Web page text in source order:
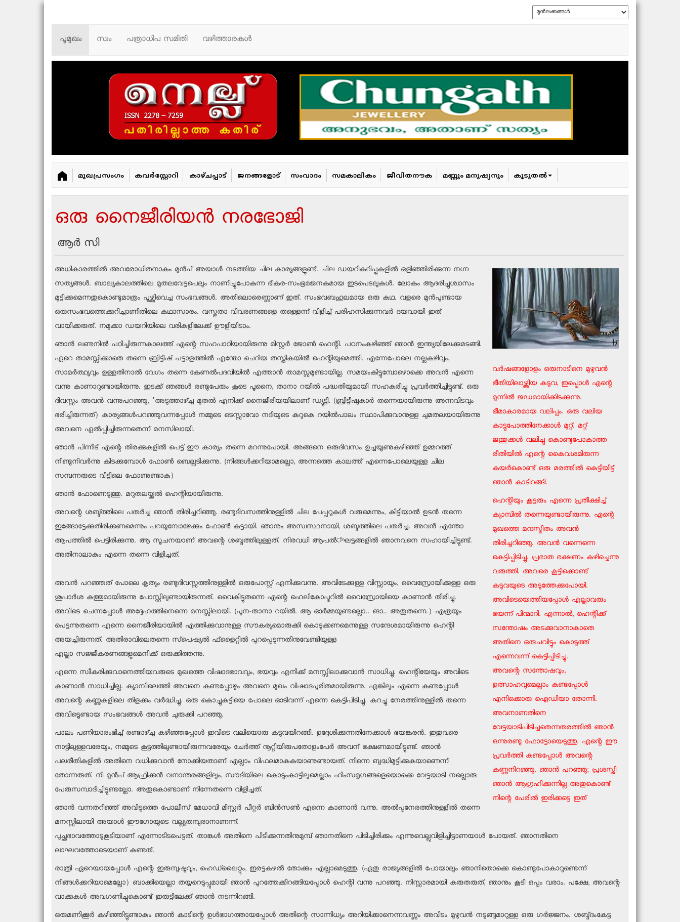
പൂമുഖം സ്വം പത്രാധിപ സമിതി വഴിത്താരകള്‍
മുഖപ്രസംഗം കവർ‌സ്റ്റോറി കാഴ്ചപ്പാട് ജനങ്ങളോട് സംവാദം സമകാലികം ജീവിതനൗക മണ്ണും മനുഷ്യനും കൂടുതൽ
ഒരു നൈജീരിയന്‍ നരഭോജി
ആര്‍ സി
വര്‍ഷങ്ങളോളം ഒരുനാടിനെ മുഴുവന്‍
ഭീതിയിലാഴ്ത്തിയ കടുവ, ഇപ്പൊള്‍ എന്റെ
മുന്നില്‍ ജഡമായിക്കിടക്കുന്നു,
ഭീമാകാരമായ വലിപ്പം. ഒരു വലിയ
കാട്ടുപോത്തിനേക്കാള്‍ മുറ്റ്. മറ്റ്
ജന്തുക്കള്‍ വലിച്ചു കൊണ്ടുപോകാത്ത
രീതിയില്‍ എന്റെ കൈവശമിരുന്ന
കയര്‍കൊണ്ട് ഒരു മരത്തില്‍ കെട്ടിയിട്ട്
ഞാന്‍ കാടിറങ്ങി.
ഹെന്റിയും കൂട്ടരും എന്നെ പ്രതീക്ഷിച്ച്
ക്യാമ്പില്‍ തന്നെയുണ്ടായിരുന്നു. എന്റെ
മുഖത്തെ മന്ദസ്മിതം അവന്‍
തിരിച്ചറിഞ്ഞു. അവന്‍ വന്നെന്നെ
കെട്ടിപ്പിടിച്ചു. പ്രഭാത ഭക്ഷണം കഴിച്ചെന്നു
വരുത്തി. അവരെ കൂട്ടിക്കൊണ്ട്
കടുവയുടെ അടുത്തേക്കുപോയി.
അവിടെയെത്തിയപ്പോള്‍ എല്ലാവരും
ഭയന്ന് പിന്മാറി. എന്നാല്‍, ഹെന്റിക്ക്
സന്തോഷം അടക്കുവാനാകാതെ
അതിനെ ഒരുചവിട്ടും കൊടുത്ത്
എന്നെവന്ന് കെട്ടിപ്പിടിച്ചു.
അവന്റെ സന്തോഷവും,
ഉത്സാഹവുമെല്ലാം കണ്ടപ്പോള്‍
എനിക്കൊരു ഐഡിയാ തോന്നി.
അവനാണതിനെ
വേട്ടയാടിപിടിച്ചതെന്നതരത്തില്‍ ഞാന്‍
ഒന്നുരണ്ടു ഫോട്ടോയെടുത്തു. എന്റെ ഈ
പ്രവര്‍ത്തി കണ്ടപ്പോള്‍ അവന്റെ
കണ്ണുനിറഞ്ഞു. ഞാന്‍ പറഞ്ഞു; പ്രശസ്തി
ഞാന്‍ ആഗ്രഹിക്കുന്നില്ല അതുകൊണ്ട്
നിന്റെ പേരില്‍ ഇരിക്കട്ടെ ഇത്
അധികാരത്തില്‍ അവരോധിതനാകും മുന്‍പ് അയാള്‍ നടത്തിയ ചില കാര്യങ്ങളുണ്ട്. ചില ഡയറികുറിപ്പുകളില്‍ ഒളിഞ്ഞിരിക്കുന്ന നഗ്ന
സത്യങ്ങള്‍. ബാല്യകാലത്തിലെ മുതലവേട്ടപെലും നാണിച്ചുപോകുന്ന ഭീകര-സംഭ്രമജനകമായ ഇടപെടലുകള്‍. ലോകം ആദരിച്ചുശ്വാസം
മുട്ടിക്കുമെന്നതുകൊണ്ടുമാത്രം പൂഴ്ത്തിവെച്ച സംഭവങ്ങള്‍. അതിലൊരെണ്ണാണ് ഇത്. സംഭവബഹുലമായ ഒരു കഥ. വളരെ മുന്‍പുണ്ടായ
ഒരുസംഭവത്തെക്കുറിച്ചാണിതിലെ കഥാസാരം. വസ്തുതാ വിവരണങ്ങളെ തള്ളെന്ന് വിളിച്ച് പരിഹസിക്കുന്നവര്‍ ദയവായി ഇത്
വായിക്കരുത്. നമുക്കാ ഡയറിയിലെ വരികളിലേക്ക് ഊളിയിടാം.
ഞാന്‍ ലണ്ടനില്‍ പഠിച്ചിരുന്നകാലത്ത് എന്റെ സഹപാഠിയായിരുന്നു മിസ്റ്റര്‍ ജോണ്‍ ഹെന്റി. പഠനംകഴിഞ്ഞ് ഞാന്‍ ഇന്ത്യയിലേക്കുമടങ്ങി.
ഏറെ താമസ്സിക്കാതെ തന്നെ ബ്രിട്ടീഷ് പട്ടാളത്തില്‍ എന്തോ ചെറിയ തസ്തികയില്‍ ഹെന്റിയുമെത്തി. എന്നേപോലെ നല്ലകഴിവും,
സാമര്‍ത്ഥ്യവും ഉള്ളതിനാല്‍ വേഗം തന്നെ കേണല്‍പദവിയില്‍ എത്താന്‍ താമസ്സമുണ്ടായില്ല. സമയംകിട്ടുമ്പോഴൊക്കെ അവന്‍ എന്നെ
വന്നു കാണാറുണ്ടായിരുന്നു. ഇടക്ക് ഞങ്ങള്‍ രണ്ടുപേരും കൂടെ പൂനൈ, താനാ റയില്‍ പദ്ധതിയുമായി സഹകരിച്ചു പ്രവര്‍ത്തിച്ചിട്ടുണ്ട്. ഒരു
ദിവസ്സം അവന്‍ വന്നുപറഞ്ഞു, 'അടുത്താഴ്ച്ച മുതല്‍ എനിക്ക് നൈജീരിയയിലാണ് ഡ്യുട്ടി. (ബ്രിട്ടീഷുകാര്‍ തന്നെയായിരുന്നു അന്നവിടവും
ഭരിച്ചിരുന്നത്) കാര്യങ്ങള്‍പറഞ്ഞുവന്നപ്പോള്‍ നമ്മുടെ ടെസ്സാവോ നദിയുടെ കുറുകെ റയില്‍പാലം സ്ഥാപിക്കുവാനുള്ള ചുമതലയായിരുന്നു
അവനെ ഏല്‍പ്പിച്ചിരുന്നതെന്ന് മനസിലായി.
ഞാന്‍ പിന്നീട് എന്റെ തിരക്കുകളില്‍ പെട്ട് ഈ കാര്യം തന്നെ മറന്നുപോയി. അങ്ങനെ ഒരുദിവസം ഉച്ചയൂണുകഴിഞ്ഞ് ഉമ്മറത്ത്
നീണ്ടുനിവര്‍ന്നു കിടക്കുമ്പോള്‍ ഫോണ്‍ ബെല്ലടിക്കുന്നു. (നിങ്ങള്‍ക്കറിയാമല്ലൊ, അന്നത്തെ കാലത്ത് എന്നെപോലെയുള്ള ചില
സമ്പന്നരുടെ വീട്ടിലെ ഫോണുണ്ടാകു)
ഞാന്‍ ഫോണെടുത്തു. മറുതലയ്ക്കല്‍ ഹെന്റിയായിരുന്നു.
അവന്റെ ശബ്ദ്ത്തിലെ പതര്‍ച്ച ഞാന്‍ തിരിച്ചറിഞ്ഞു. രണ്ടുദിവസത്തിനുള്ളില്‍ ചില പേപ്പറുകള്‍ വരുമെന്നും, കിട്ടിയാല്‍ ഉടന്‍ തന്നെ
ഇങ്ങോട്ടേക്കുതിരിക്കണമെന്നും പറയുമ്പോഴേക്കും ഫോണ്‍ കട്ടായി. ഞാനും അസ്വസ്ഥനായി, ശബ്ദത്തിലെ പതര്‍ച്ച. അവന്‍ എന്തോ
ആപത്തില്‍ പെട്ടിരിക്കുന്നു. ആ സൂചനയാണ് അവന്റെ ശബ്ദത്തിലുള്ളത്. നിരവധി ആപല്‍്ഘട്ടങ്ങളില്‍ ഞാനവനെ സഹായിച്ചിട്ടുണ്ട്.
അതിനാലാകും എന്നെ തന്നെ വിളിച്ചത്.
അവന്‍ പറഞ്ഞത് പോലെ കൃത്യം രണ്ടുദിവസ്സത്തിനുള്ളില്‍ ഒരുപോസ്റ്റ് എനിക്കുവന്നു. അവിടേക്കുള്ള വിസ്സായും, വൈസ്രോയിക്കുള്ള ഒരു
ശുപാര്‍ശ കത്തുമായിരുന്നു പോസ്റ്റിലുണ്ടായിരുന്നത്. വൈകിട്ടുതന്നെ എന്റെ ഹെലികോപ്ടറില്‍ വൈസ്രോയിയെ കാണാന്‍ തിരിച്ചു.
അവിടെ ചെന്നപ്പോള്‍ അദ്ദേഹത്തിനെന്നെ മനസ്സിലായി. (പൂന-താനാ റയില്‍. ആ ഓര്‍മ്മയുണ്ടല്ലൊ.. ങാ.. അതുതന്നെ.) എത്രയും
പെട്ടന്നുതന്നെ എന്നെ നൈജീരിയായില്‍ എത്തിക്കുവാനുള്ള സൗകര്യമൊരുക്കി കൊടുക്കണമെന്നുള്ള സന്ദേശമായിരുന്നു ഹെന്റി
അയച്ചിരുന്നത്. അതിരാവിലെതന്നെ സ്‌പെഷ്യല്‍ ഫ്‌ളൈറ്റില്‍ പുറപ്പെടുന്നതിനുവേണ്ടിയുള്ള
എല്ലാ സജ്ജീകരണങ്ങളുമെനിക്ക് ഒരുക്കിത്തന്നു.
എന്നെ സ്വീകരിക്കുവാനെത്തിയവരുടെ മുഖത്തെ വിഷാദഭാവവും, ഭയവും എനിക്ക് മനസ്സിലാക്കുവാന്‍ സാധിച്ചു. ഹെന്റിയേയും അവിടെ
കാണാന്‍ സാധിച്ചില്ല. ക്യാമ്പിലെത്തി അവനെ കണ്ടപ്പോഴും അവനെ മുഖം വിഷാദപൂരിതമായിരുന്നു. എങ്കിലും എന്നെ കണ്ടപ്പോള്‍
അവന്റെ കണ്ണുകളിലെ തിളക്കം വര്‍ദ്ധിച്ചു. ഒരു കൊച്ചുകുട്ടിയെ പോലെ ഓടിവന്ന് എന്നെ കെട്ടിപിടിച്ചു. കുറച്ചു നേരത്തിനുള്ളില്‍ തന്നെ
അവിടെൂണ്ടായ സംഭവങ്ങള്‍ അവന്‍ ചുരുക്കി പറഞ്ഞു.
പാലം പണിയാരംഭിച്ച് രണ്ടാഴ്ച്ച കഴിഞ്ഞപ്പോള്‍ ഇവിടെ വലിയൊരു കടുവയിറങ്ങി. ഉദ്ദേശിക്കുന്നതിനേക്കാള്‍ ഭയങ്കരന്‍. ഇതുവരെ
നാട്ടിലുള്ളവരേയും, നമ്മുടെ കൂട്ടത്തിലുണ്ടായിരുന്നവരേയും ചേര്‍ത്ത് നൂറ്റിയിരുപതോളംപേര്‍ അവന് ഭക്ഷണമായിട്ടുണ്ട്. ഞാന്‍
പലരീതികളില്‍ അതിനെ വധിക്കുവാന്‍ നോക്കിയതാണ് എല്ലാം വിഫലമാകുകയാണുണ്ടായത്. നിന്നെ ബുദ്ധിമുട്ടിക്കുകയാണെന്ന്
തോന്നരുത്. നീ മുന്‍പ് ആഫ്രിക്കന്‍ വനാന്തരങ്ങളിലും, സൗദിയിലെ കൊടുംകാട്ടിലുമെല്ലാം ഹിംസമൃഗങ്ങളെയൊക്കെ വേട്ടയാടി നല്ലൊരു
പേരുസമ്പാദിച്ചിട്ടുണ്ടല്ലോ. അതുകൊണ്ടാണ് നിന്നേതന്നെ വിളിച്ചത്.
ഞാന്‍ വന്നതറിഞ്ഞ് അവിടുത്തെ പോലീസ് മേധാവി മിസ്റ്റര്‍ പീറ്റര്‍ ബിന്‍സണ്‍ എന്നെ കാണാന്‍ വന്നു. അല്‍പ്പനേരത്തിനുള്ളില്‍ തന്നെ
മനസ്സിലായി അയാള്‍ ഈഗോയുടെ വല്ല്യതമ്പുരാനാണന്ന്.
പുച്ഛഭാവത്തോടുകൂടിയാണ് എന്നോടിടപെട്ടത്. താങ്കള്‍ അതിനെ പിടിക്കുന്നതിനുമുമ്പ് ഞാനതിനെ പിടിച്ചിരിക്കും എന്നുവെല്ലുവിളിച്ചിട്ടാണയാള്‍ പോയത്. ഞാനതിനെ
ലാഘവത്തോടെയാണ് കണ്ടത്.
രാത്രി ഏറെയായപ്പോള്‍ എന്റെ ഇരുമ്പുഷൂവും, ഹെഡ്‌ലൈറ്റും, ഇരട്ടകുഴല്‍ തോക്കും എല്ലാമെടുത്തു. (ഏതു രാജ്യങ്ങളില്‍ പോയാലും ഞാനിതൊക്കെ കൊണ്ടുപോകാറുണ്ടെന്ന്
നിങ്ങള്‍ക്കറിയാമെല്ലോ) ബാക്കിയെല്ലാ തയ്യറെടുപ്പുമായി ഞാന്‍ പുറത്തേക്കിറങ്ങിയപ്പോള്‍ ഹെന്റി വന്നു പറഞ്ഞു. നിസ്സാരമായി കരുതരുത്, ഞാനും കൂടി ഒപ്പം വരാം. പക്ഷേ, അവന്റെ
വാക്കുകള്‍ അവഗണിച്ചുകൊണ്ട് ഇരുട്ടിലേക്ക് ഞാന്‍ നടന്നിറങ്ങി.
ഒരുമണിക്കൂര്‍ കഴിഞ്ഞിട്ടുണ്ടാകും ഞാന്‍ കാടിന്റെ ഉള്‍ഭാഗത്തായപ്പോള്‍ അതിന്റെ സാന്നിധ്യം അറിയിക്കാനെന്നവണ്ണം അവിടം മുഴുവന്‍ നടുങ്ങുമാറുള്ള ഒരു ഗര്‍ജ്ജനം. ശബ്ദ്ദംകേട്ട